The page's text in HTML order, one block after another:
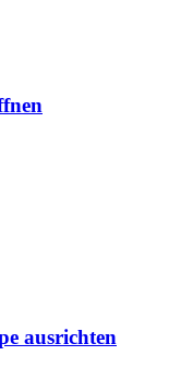
ausrichten